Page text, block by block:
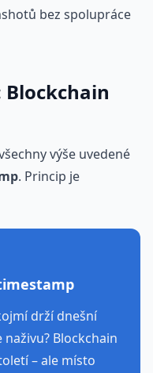
bez spolupráce
výše uvedené
. Princip je
drží dnešní
Blockchain
– ale místo